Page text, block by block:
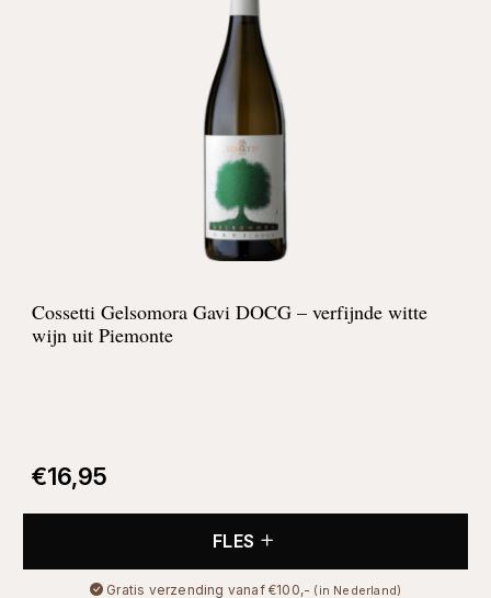
Cossetti Gelsomora Gavi DOCG – verfijnde witte
wijn uit Piemonte
€16,95
FLES
Gratis verzending vanaf €100,- (in Nederland)